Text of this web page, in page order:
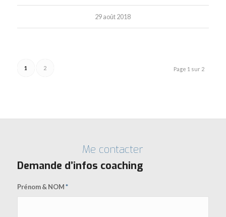
29 août 2018
Page 1 sur 2
1 2
Me contacter
Demande d’infos coaching
Prénom & NOM*